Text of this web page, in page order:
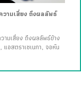
ามเสี่ยง ถึงผลลัพธ์
ามเสี่ยง ถึงผลลัพธ์ข้าง
แอสตราเซเนกา, จอห์น